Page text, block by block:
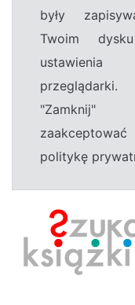
były
Twoim
ustawienia
politykę